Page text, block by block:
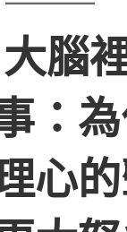
腦
：
心